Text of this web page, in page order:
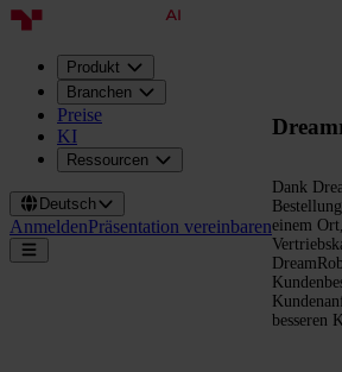
Produkt
Branchen
Preise
KI
Ressourcen
Deutsch
AnmeldenPräsentation vereinbaren
Dank
einem
besseren